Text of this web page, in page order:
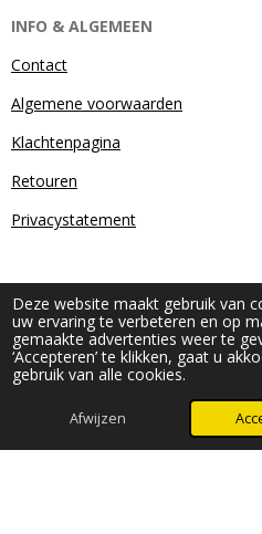
Deze website maakt gebruik van
uw ervaring te verbeteren en op
gemaakte advertenties weer te
‘Accepteren’ te klikken, gaat u
gebruik van alle cookies.
Afwijzen
INFO & ALGEMEEN
Contact
Algemene voorwaarden
Klachtenpagina
Retouren
Privacystatement
© 2024 - 2026 Beauty & More by